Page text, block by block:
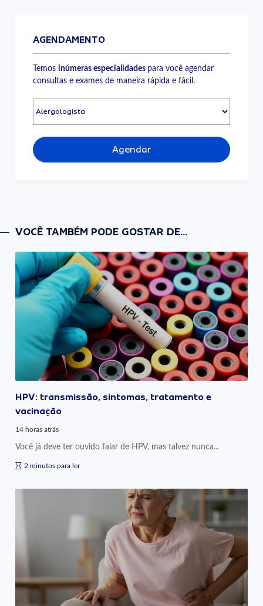
AGENDAMENTO
Temosinúmeras especialidades para você agendar
consultas e exames de maneira rápida e fácil.
Agendar
VOCÊ TAMBÉM PODE GOSTAR DE...
HPV: transmissão, sintomas, tratamento e
vacinação
14 horas atrás
Você já deve ter ouvido falar de HPV, mas talvez nunca...
2 minutos para ler